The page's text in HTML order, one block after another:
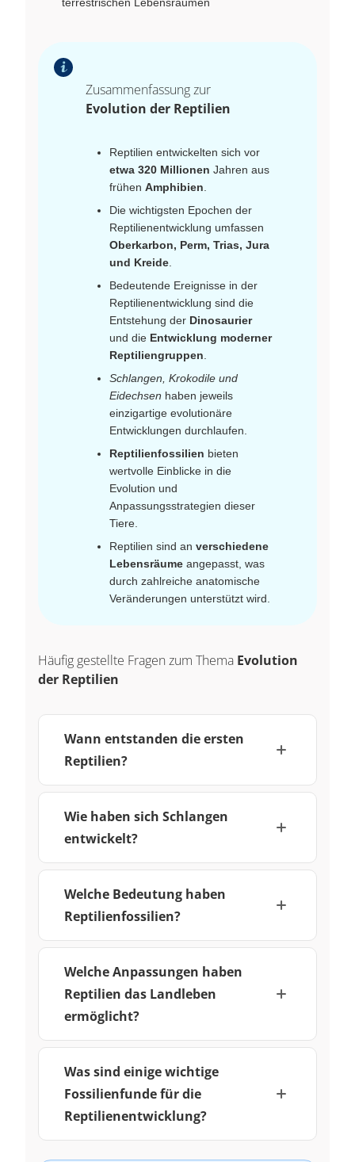
Zusammenfassung zur
Evolution der Reptilien
Reptilien entwickelten sich vor
etwa 320 Millionen Jahren aus
frühen Amphibien
Die wichtigsten Epochen der
Reptilienentwicklung umfassen
Oberkarbon, Perm, Trias, Jura
und Kreide
Bedeutende Ereignisse in der
Reptilienentwicklung sind die
Entstehung der Dinosaurier
und die Entwicklung moderner
Reptiliengruppen
Schlangen, Krokodile und
Eidechsen haben jeweils
einzigartige evolutionäre
Entwicklungen durchlaufen.
Reptilienfossilien bieten
wertvolle Einblicke in die
Evolution und
Anpassungsstrategien dieser
Tiere.
Reptilien sind an verschiedene
Lebensräume angepasst, was
durch zahlreiche anatomische
Veränderungen unterstützt wird.
Häufig gestellte Fragen zum Thema Evolution
der Reptilien
Wann entstanden die ersten
Reptilien?
Wie haben sich Schlangen
entwickelt?
Welche Bedeutung haben
Reptilienfossilien?
Welche Anpassungen haben
Reptilien das Landleben
ermöglicht?
Was sind einige wichtige
Fossilienfunde für die
Reptilienentwicklung?